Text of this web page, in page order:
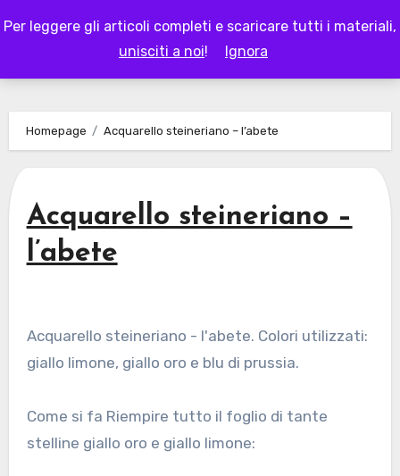
Per leggere gli articoli completi e scaricare tutti i materiali,
unisciti a noi! Ignora
to
LAPAPPADOLCE
Homepage Acquarello steineriano – l’abete
Acquarello steineriano –
l’abete
Acquarello steineriano - l'abete. Colori utilizzati:
giallo limone, giallo oro e blu di prussia.
Come si fa Riempire tutto il foglio di tante
stelline giallo oro e giallo limone: